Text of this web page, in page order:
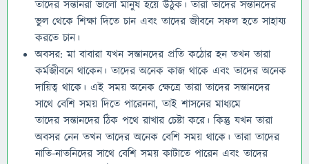
তাদের সন্তানরা ভালো মানুষ হয়ে উঠুক। তারা তাদের সন্তানদের
ভুল থেকে শিক্ষা দিতে চান এবং তাদের জীবনে সফল হতে সাহায্য
করতে চান।
অবসর: মা বাবারা যখন সন্তানদের প্রতি কঠোর হন তখন তারা
কর্মজীবনে থাকেন। তাদের অনেক কাজ থাকে এবং তাদের অনেক
দায়িত্ব থাকে। এই সময় অনেক ক্ষেত্রে তারা তাদের সন্তানদের
সাথে বেশি সময় দিতে পারেননা, তাই শাসনের মাধ্যমে
তাদের সন্তানদের ঠিক পথে রাখার চেষ্টা করে। কিন্তু যখন তারা
অবসর নেন তখন তাদের অনেক বেশি সময় থাকে। তারা তাদের
নাতি-নাতনিদের সাথে বেশি সময় কাটাতে পারেন এবং তাদের